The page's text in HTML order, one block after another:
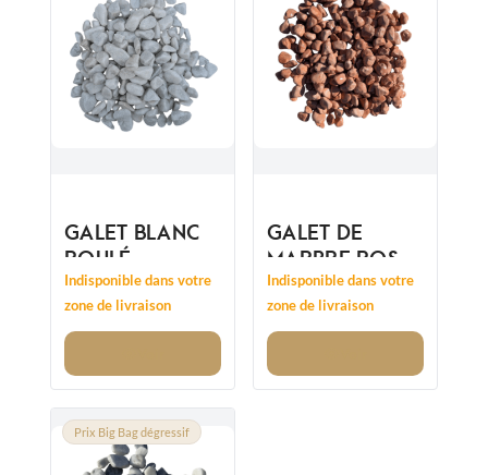
GALET BLANC
ROULÉ
12/25MM
Indisponible dans votre
zone de livraison
GALET DE
MARBRE ROSE
15/25 -
REMPLACE
12/25MM
Indisponible dans votre
zone de livraison
Prix Big Bag dégressif